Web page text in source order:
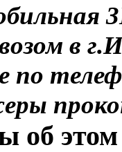
в
по
об этом